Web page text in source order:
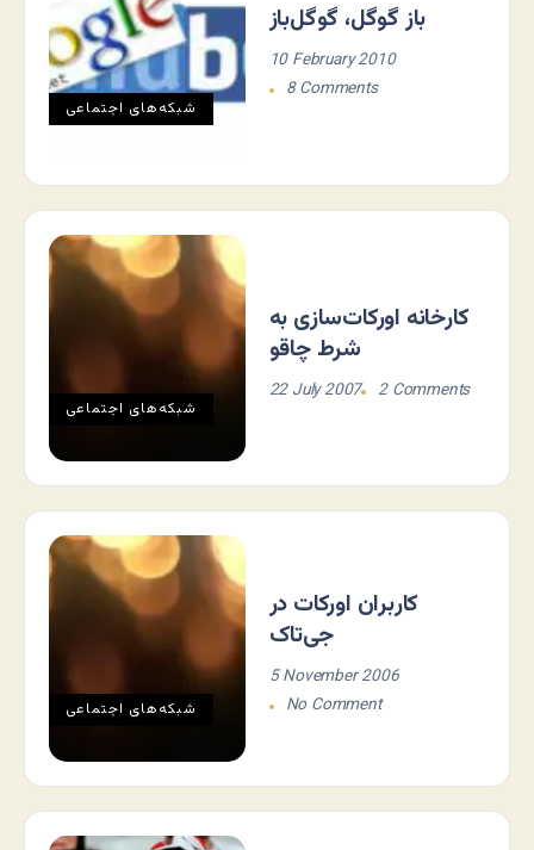
شبکه‌های اجتماعی
باز گوگل، گوگل‌باز
10 February 2010
8 Comments
شبکه‌های اجتماعی
کارخانه اورکات‌سازی به
شرط چاقو
22 July 2007 2 Comments
شبکه‌های اجتماعی
کاربران اورکات در
جی‌تاک
5 November 2006
No Comment